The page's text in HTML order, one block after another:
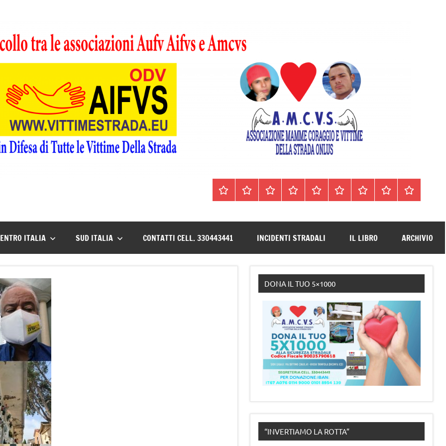
HomepageSegnalazioni
Nord
Centro
Sud
Contatti
330443441
Incidenti
Il
Archivio
ITALIA SUD ITALIA CONTATTI CELL. 330443441 INCIDENTI STRADALI IL LIBRO ARCHIVIO
DONA IL TUO 5×1000
“INVERTIAMO LA ROTTA”